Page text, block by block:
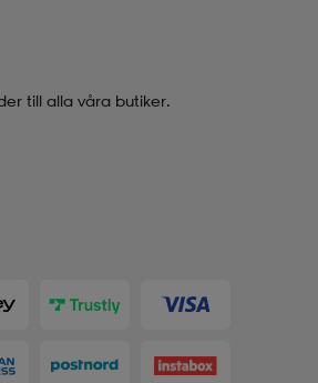
till alla våra butiker.